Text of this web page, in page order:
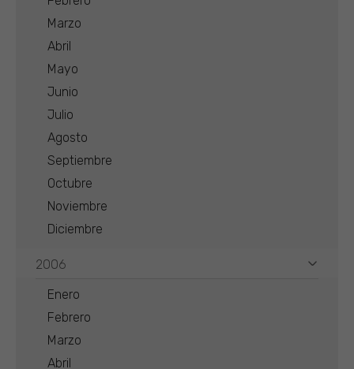
Marzo
Abril
Mayo
Junio
Julio
Agosto
Septiembre
Octubre
Noviembre
Diciembre
2006
Enero
Febrero
Marzo
Abril